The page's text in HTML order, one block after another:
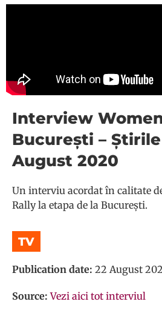
Interview
București – Știrile
August 2020
Un interviu acordat în calitate
Rally la etapa de la București.
TV
Publication date: 22 August
Source: Vezi aici tot interviul